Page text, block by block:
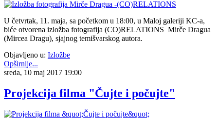
U četvrtak, 11. maja, sa početkom u 18:00, u Maloj galeriji KC-a,
biće otvorena izložba fotografija (CO)RELATIONS Mirče Dragua
(Mircea Dragu), sjajnog temišvarskog autora.
Objavljeno u: Izložbe
Opširnije...
sreda, 10 maj 2017 19:00
Projekcija filma "Čujte i počujte"